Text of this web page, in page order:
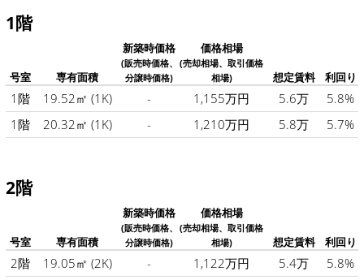
1階
号室 専有面積
新築時価格
(販売時価格、
分譲時価格)
価格相場
(売却相場、取引価格
相場)
想定賃料 利回り
1階 19.52㎡ (1K) - 1,155万円 5.6万
5.8%
1階
20.32㎡ (1K) - 1,210万円 5.8万 5.7%
2階
号室 専有面積
新築時価格
(販売時価格、
分譲時価格)
価格相場
(売却相場、取引価格
相場)
想定賃料 利回り
2階 19.05㎡ (2K) - 1,122万円 5.4万
5.8%